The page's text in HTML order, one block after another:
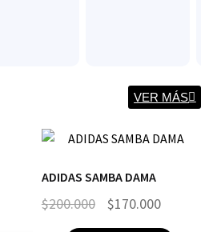
VER MÁS
ADIDAS SAMBA DAMA
¡OFERTA!
$200.000 $170.000